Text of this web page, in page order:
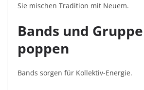
Sie mischen Tradition mit Neuem.
Bands und
poppen
Bands sorgen für Kollektiv-Energie.